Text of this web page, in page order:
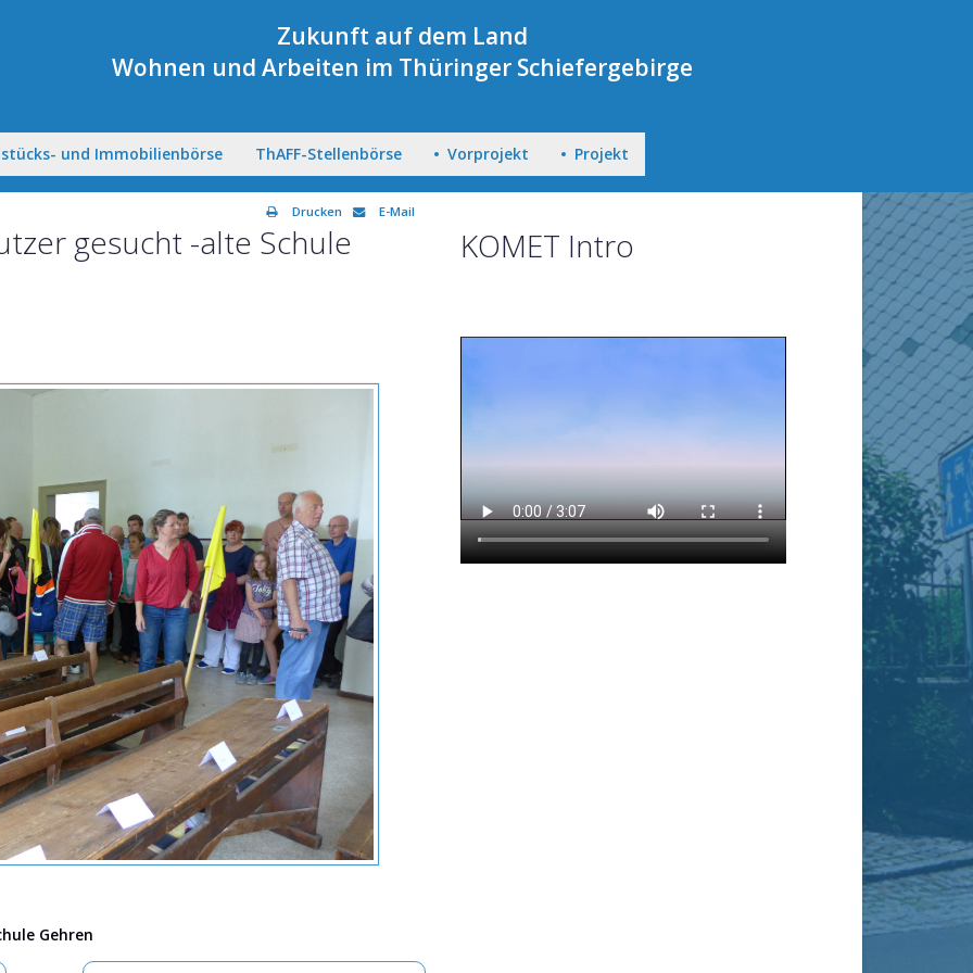
Zukunft auf dem Land
Wohnen und Arbeiten im Thüringer Schiefergebirge
und Immobilienbörse ThAFF-Stellenbörse Vorprojekt Projekt
gesucht -alte Schule
Drucken E-Mail
Gehren
KOMET Intro